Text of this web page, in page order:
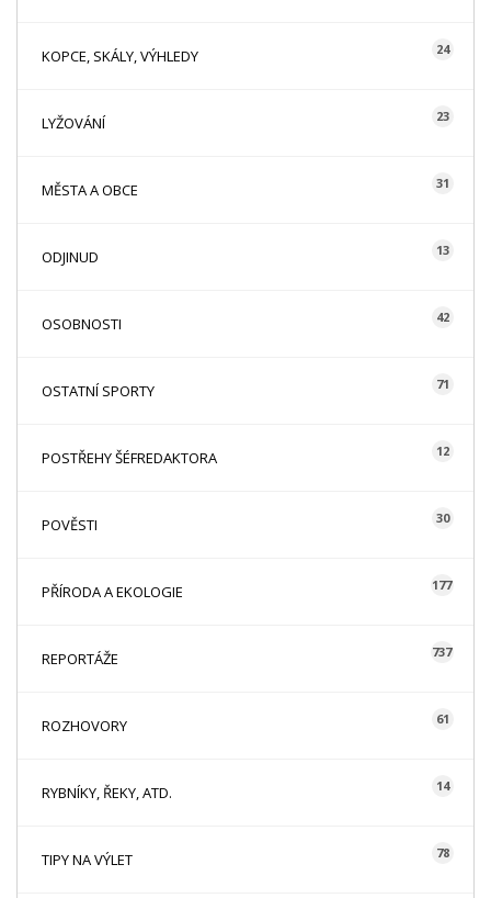
KOPCE, SKÁLY, VÝHLEDY 24
LYŽOVÁNÍ 23
MĚSTA A OBCE 31
ODJINUD 13
OSOBNOSTI 42
OSTATNÍ SPORTY 71
POSTŘEHY ŠÉFREDAKTORA 12
POVĚSTI 30
PŘÍRODA A EKOLOGIE 177
REPORTÁŽE 737
ROZHOVORY 61
RYBNÍKY, ŘEKY, ATD. 14
TIPY NA VÝLET 78